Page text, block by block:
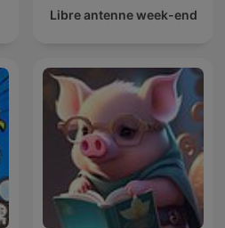
Libre antenne week-end